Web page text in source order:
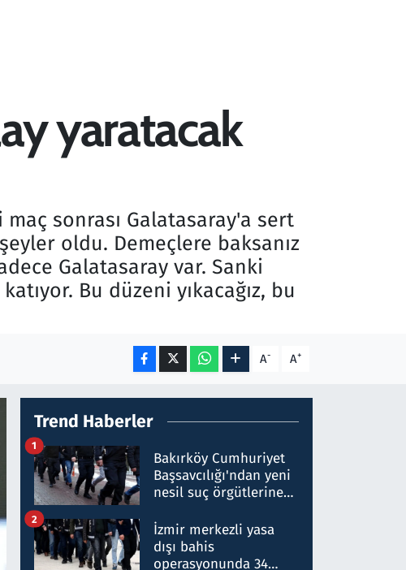
yaratacak
maç sonrası Galatasaray'a sert
oldu. Demeçlere baksanız
Galatasaray var. Sanki
Bu düzeni yıkacağız, bu
A- A+
Trend Haberler
Bakırköy Cumhuriyet
Başsavcılığı'ndan yeni
nesil suç örgütlerine
hakkında gözaltı kararı
1
İzmir merkezli yasa
dışı bahis
operasyonunda 34
2